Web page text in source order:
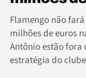
Flamengo não
milhões de euros
Antônio estão fora
estratégia do